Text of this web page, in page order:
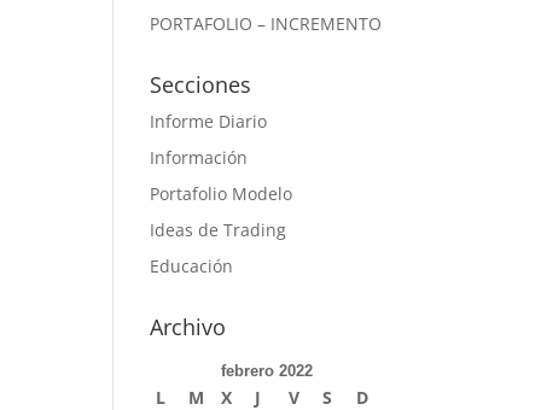
PORTAFOLIO – INCREMENTO
Secciones
Informe Diario
Información
Portafolio Modelo
Ideas de Trading
Educación
Archivo
febrero 2022
L M X J V S
D